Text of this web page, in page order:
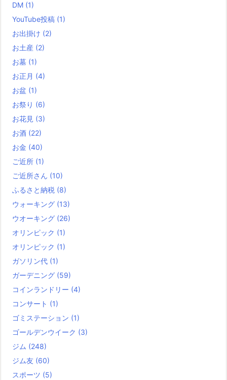
DM (1)
YouTube投稿 (1)
お出掛け (2)
お土産 (2)
お墓 (1)
お正月 (4)
お盆 (1)
お祭り (6)
お花見 (3)
お酒 (22)
お金 (40)
ご近所 (1)
ご近所さん (10)
ふるさと納税 (8)
ウォーキング (13)
ウオーキング (26)
オリンピック (1)
オリンピック (1)
ガソリン代 (1)
ガーデニング (59)
コインランドリー (4)
コンサート (1)
ゴミステーション (1)
ゴールデンウイーク (3)
ジム (248)
ジム友 (60)
スポーツ (5)